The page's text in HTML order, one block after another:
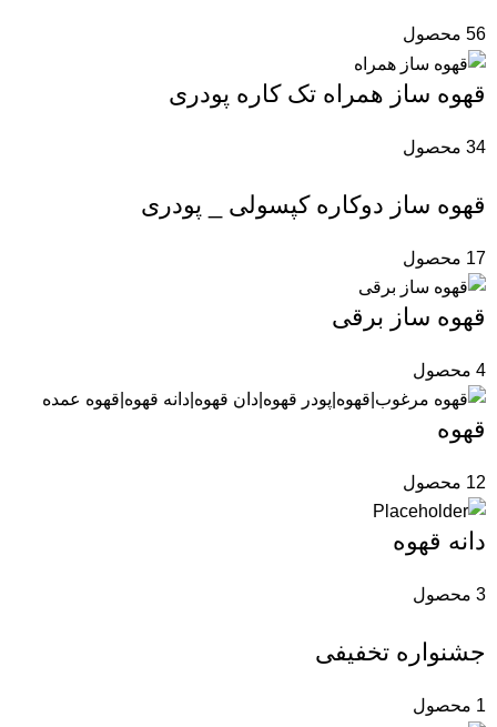
56 محصول
قهوه‌ ساز همراه تک کاره پودری
34 محصول
قهوه ساز دوکاره کپسولی _ پودری
17 محصول
قهوه ساز برقی
4 محصول
قهوه
12 محصول
دانه قهوه
3 محصول
جشنواره تخفیفی
1 محصول